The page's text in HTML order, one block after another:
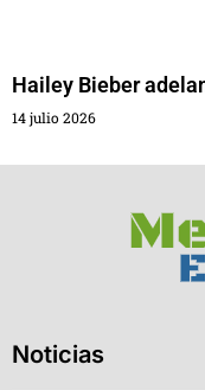
Hailey Bieber
14 julio 2026
Noticias